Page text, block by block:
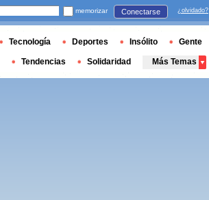
memorizar Conectarse ¿olvidado?
Tecnología Deportes Insólito Gente
Tendencias Solidaridad Más Temas